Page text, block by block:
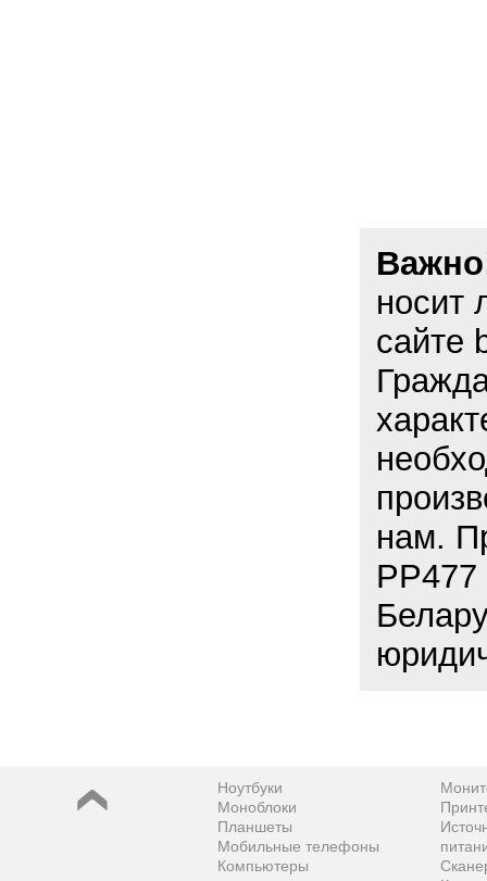
носит
сайте
нам.
PP477
Ноутбуки
Моноблоки
Планшеты
Мобильные телефоны
Компьютеры